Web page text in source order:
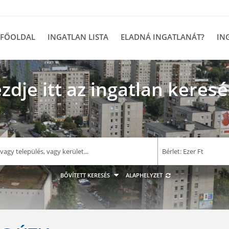
FŐOLDAL INGATLAN LISTA ELADNÁ INGATLANÁT?
itt az ingatlan
–
Bérlet: Ezer Ft
BŐVÍTETT KERESÉS ALAPHELYZET